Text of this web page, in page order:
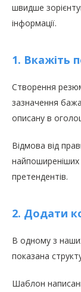
швидше
інформації.
1. Вкажіть
Створення
зазначення
описану в
Відмова від
претендентів.
2. Додати
В одному з
показана
Шаблон